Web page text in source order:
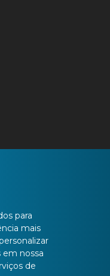
para
mais
nossa
de